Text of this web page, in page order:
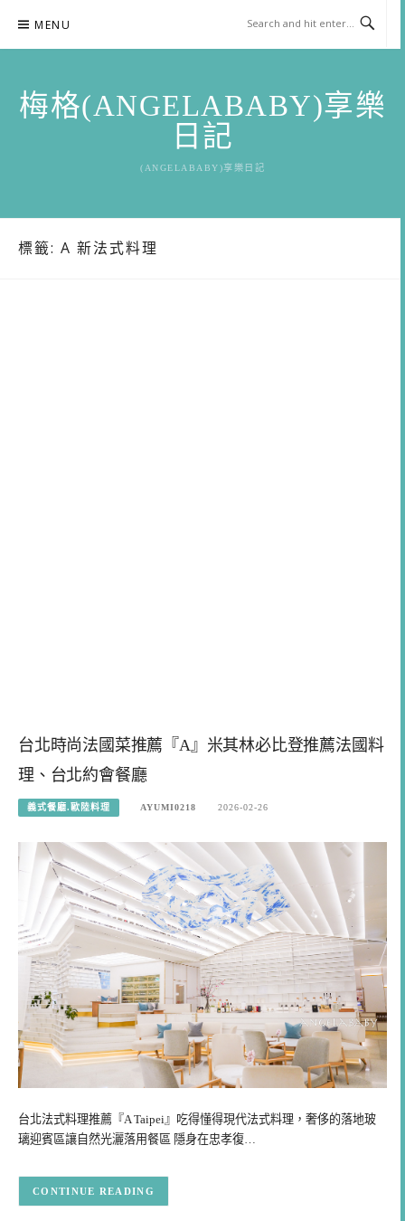
content
MENU
梅格(ANGELABABY)享樂
日記
(ANGELABABY)享樂日記
標籤: A 新法式料理
台北時尚法國菜推薦『A』米其林必比登推薦法國料
理、台北約會餐廳
義式餐廳.歐陸料理 AYUMI0218 2026-02-26
台北法式料理推薦『A Taipei』吃得懂得現代法式料理，奢侈的落地玻
璃迎賓區讓自然光灑落用餐區 隱身在忠孝復…
CONTINUE READING